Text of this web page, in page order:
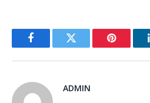
FacebookTwitter Pinterest
ADMIN